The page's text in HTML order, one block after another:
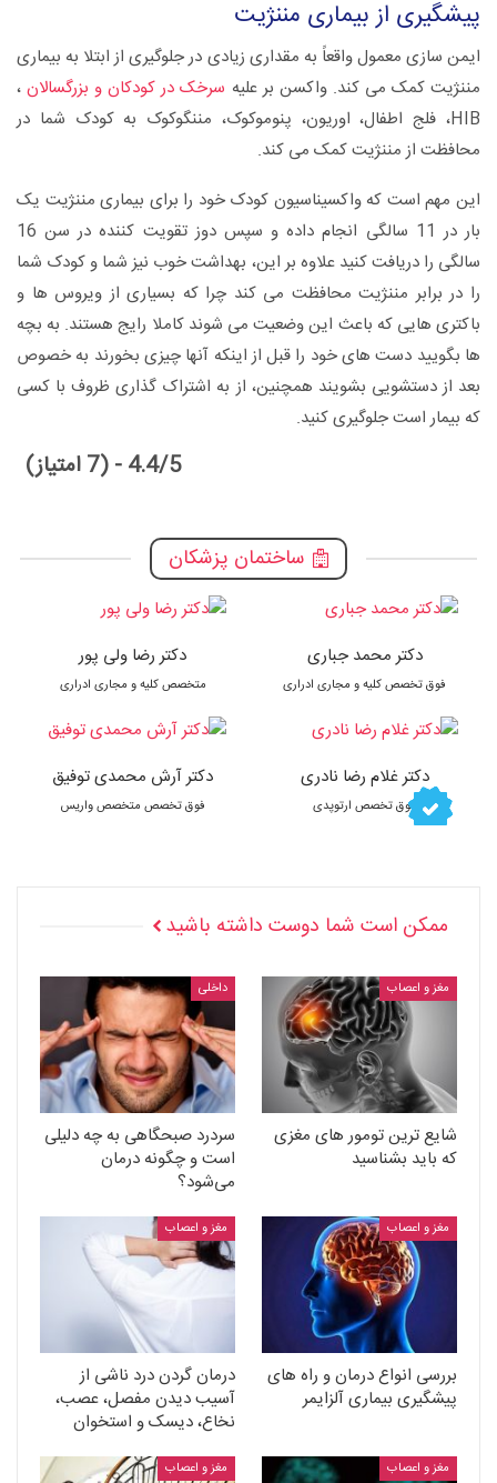
پیشگیری از بیماری مننژیت
ایمن سازی معمول واقعاً به مقداری زیادی در جلوگیری از ابتلا به بیماری
مننژیت کمک می کند. واکسن بر علیه سرخک در کودکان و بزرگسالان،
HIB، فلج اطفال، اوریون، پنوموکوک، مننگوکوک به کودک شما در
محافظت از مننژیت کمک می کند.
این مهم است که واکسیناسیون کودک خود را برای بیماری مننژیت یک
بار در 11 سالگی انجام داده و سپس دوز تقویت کننده در سن 16
سالگی را دریافت کنید علاوه بر این، بهداشت خوب نیز شما و کودک شما
را در برابر مننژیت محافظت می کند چرا که بسیاری از ویروس ها و
باکتری هایی که باعث این وضعیت می شوند کاملا رایج هستند. به بچه
ها بگویید دست های خود را قبل از اینکه آنها چیزی بخورند به خصوص
بعد از دستشویی بشویند همچنین، از به اشتراک گذاری ظروف با کسی
که بیمار است جلوگیری کنید.
4.4/5 - (7 امتیاز)
ساختمان پزشکان
دکتر محمد جباری
فوق تخصص کلیه و مجاری ادراری
دکتر غلام رضا نادری
فوق تخصص ارتوپدی
دکتر رضا ولی پور
متخصص کلیه و مجاری ادراری
دکتر آرش محمدی توفیق
فوق تخصص متخصص واریس
ممکن است شما دوست داشته باشید
مغز و اعصاب
شایع ترین تومور های مغزی
که باید بشناسید
داخلی
سردرد صبحگاهی به چه دلیلی
است و چگونه درمان
می‌شود؟
مغز و اعصاب
بررسی انواع درمان و راه های
پیشگیری بیماری آلزایمر
مغز و اعصاب
درمان گردن درد ناشی از
آسیب دیدن مفصل، عصب،
نخاع، دیسک و استخوان
مغز و اعصاب مغز و اعصاب